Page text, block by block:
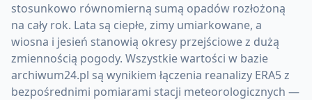
stosunkowo równomierną sumą opadów rozłożoną
na cały rok. Lata są ciepłe, zimy umiarkowane, a
wiosna i jesień stanowią okresy przejściowe z dużą
zmiennością pogody. Wszystkie wartości w bazie
archiwum24.pl są wynikiem łączenia reanalizy ERA5 z
bezpośrednimi pomiarami stacji meteorologicznych —